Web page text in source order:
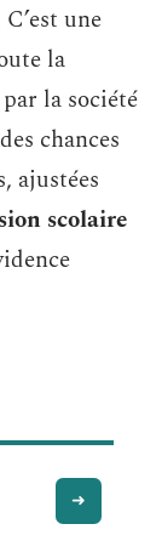
une
la
la société
chances
ajustées
scolaire